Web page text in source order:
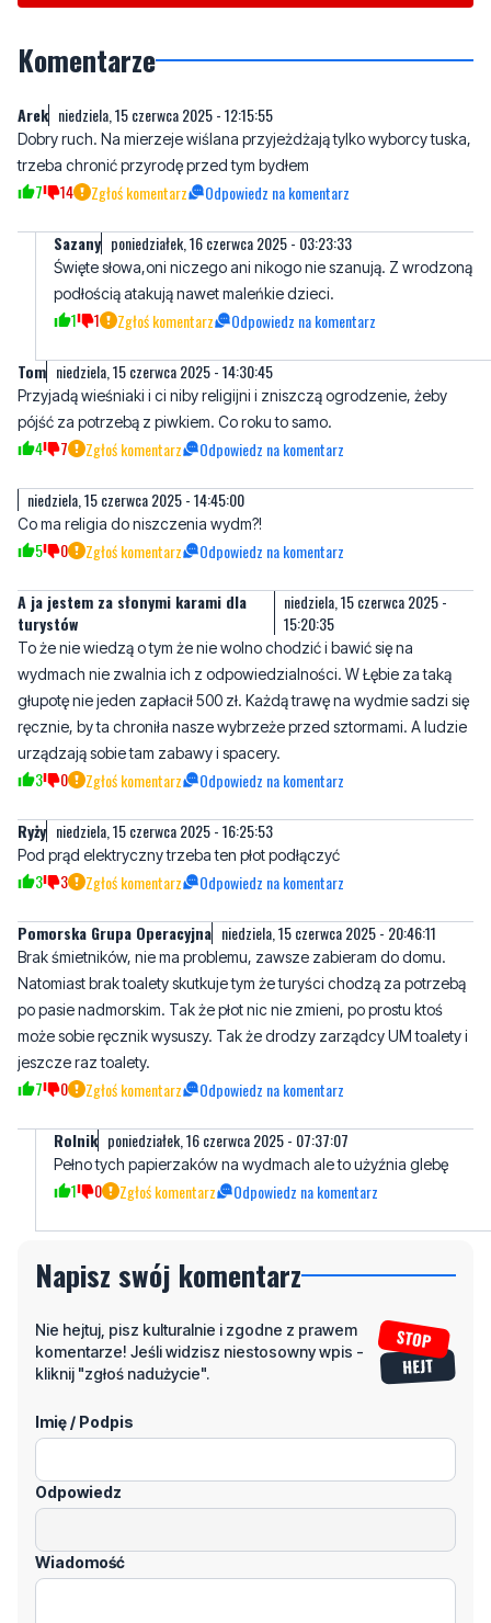
Komentarze
Arek niedziela, 15 czerwca 2025 - 12:15:55
Dobry ruch. Na mierzeje wiślana przyjeżdżają tylko wyborcy tuska,
trzeba chronić przyrodę przed tym bydłem
7 14 Zgłoś komentarz Odpowiedz na komentarz
Sazany poniedziałek, 16 czerwca 2025 - 03:23:33
Święte słowa,oni niczego ani nikogo nie szanują. Z wrodzoną
podłością atakują nawet maleńkie dzieci.
1 1 Zgłoś komentarz Odpowiedz na komentarz
Tom niedziela, 15 czerwca 2025 - 14:30:45
Przyjadą wieśniaki i ci niby religijni i zniszczą ogrodzenie, żeby
pójść za potrzebą z piwkiem. Co roku to samo.
4 7 Zgłoś komentarz Odpowiedz na komentarz
niedziela, 15 czerwca 2025 - 14:45:00
Co ma religia do niszczenia wydm?!
5 0 Zgłoś komentarz Odpowiedz na komentarz
A ja jestem za słonymi karami dla
turystów
niedziela, 15 czerwca 2025 -
15:20:35
To że nie wiedzą o tym że nie wolno chodzić i bawić się na
wydmach nie zwalnia ich z odpowiedzialności. W Łębie za taką
głupotę nie jeden zapłacił 500 zł. Każdą trawę na wydmie sadzi się
ręcznie, by ta chroniła nasze wybrzeże przed sztormami. A ludzie
urządzają sobie tam zabawy i spacery.
3 0 Zgłoś komentarz Odpowiedz na komentarz
Ryży niedziela, 15 czerwca 2025 - 16:25:53
Pod prąd elektryczny trzeba ten płot podłączyć
3 3 Zgłoś komentarz Odpowiedz na komentarz
Pomorska Grupa Operacyjna niedziela, 15 czerwca 2025 - 20:46:11
Brak śmietników, nie ma problemu, zawsze zabieram do domu.
Natomiast brak toalety skutkuje tym że turyści chodzą za potrzebą
po pasie nadmorskim. Tak że płot nic nie zmieni, po prostu ktoś
może sobie ręcznik wysuszy. Tak że drodzy zarządcy UM toalety i
jeszcze raz toalety.
7 0 Zgłoś komentarz Odpowiedz na komentarz
Rolnik poniedziałek, 16 czerwca 2025 - 07:37:07
Pełno tych papierzaków na wydmach ale to użyźnia glebę
1 0 Zgłoś komentarz Odpowiedz na komentarz
Napisz swój komentarz
Nie hejtuj, pisz kulturalnie i zgodne z prawem
komentarze! Jeśli widzisz niestosowny wpis -
kliknij "zgłoś nadużycie".
Imię / Podpis
Odpowiedz
Wiadomość